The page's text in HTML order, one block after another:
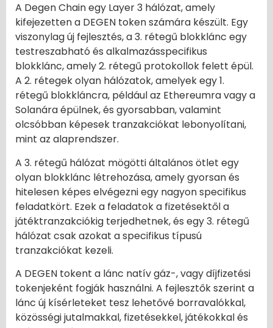
A Degen Chain egy Layer 3 hálózat, amely
kifejezetten a DEGEN token számára készült. Egy
viszonylag új fejlesztés, a 3. rétegű blokklánc egy
testreszabható és alkalmazásspecifikus
blokklánc, amely 2. rétegű protokollok felett épül.
A 2. rétegek olyan hálózatok, amelyek egy 1.
rétegű blokkláncra, például az Ethereumra vagy a
Solanára épülnek, és gyorsabban, valamint
olcsóbban képesek tranzakciókat lebonyolítani,
mint az alaprendszer.
A 3. rétegű hálózat mögötti általános ötlet egy
olyan blokklánc létrehozása, amely gyorsan és
hitelesen képes elvégezni egy nagyon specifikus
feladatkört. Ezek a feladatok a fizetésektől a
játéktranzakciókig terjedhetnek, és egy 3. rétegű
hálózat csak azokat a specifikus típusú
tranzakciókat kezeli.
A DEGEN tokent a lánc natív gáz-, vagy díjfizetési
tokenjeként fogják használni. A fejlesztők szerint a
lánc új kísérleteket tesz lehetővé borravalókkal,
közösségi jutalmakkal, fizetésekkel, játékokkal és